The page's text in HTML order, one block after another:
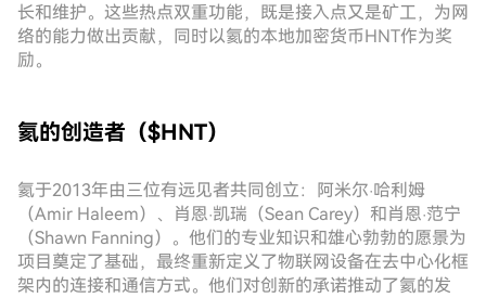
长和维护。这些热点双重功能，既是接入点又是矿工，为网
络的能力做出贡献，同时以氦的本地加密货币HNT作为奖
励。
氦的创造者（$HNT）
氦于2013年由三位有远见者共同创立：阿米尔·哈利姆
（Amir Haleem）、肖恩·凯瑞（Sean Carey）和肖恩·范宁
（Shawn Fanning）。他们的专业知识和雄心勃勃的愿景为
项目奠定了基础，最终重新定义了物联网设备在去中心化框
架内的连接和通信方式。他们对创新的承诺推动了氦的发